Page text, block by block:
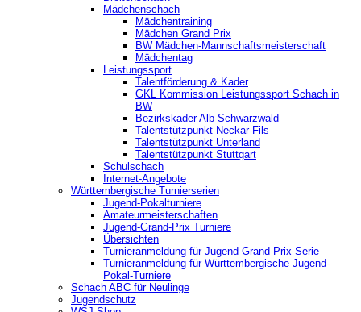
Mädchenschach
Mädchentraining
Mädchen Grand Prix
BW Mädchen-Mannschaftsmeisterschaft
Mädchentag
Leistungssport
Talentförderung & Kader
GKL Kommission Leistungssport Schach in
BW
Bezirkskader Alb-Schwarzwald
Talentstützpunkt Neckar-Fils
Talentstützpunkt Unterland
Talentstützpunkt Stuttgart
Schulschach
Internet-Angebote
Württembergische Turnierserien
Jugend-Pokalturniere
Amateurmeisterschaften
Jugend-Grand-Prix Turniere
Übersichten
Turnieranmeldung für Jugend Grand Prix Serie
Turnieranmeldung für Württembergische Jugend-
Pokal-Turniere
Schach ABC für Neulinge
Jugendschutz